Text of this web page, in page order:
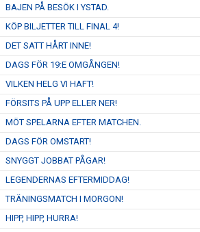
BAJEN PÅ BESÖK I YSTAD.
KÖP BILJETTER TILL FINAL 4!
DET SATT HÅRT INNE!
DAGS FÖR 19:E OMGÅNGEN!
VILKEN HELG VI HAFT!
FÖRSITS PÅ UPP ELLER NER!
MÖT SPELARNA EFTER MATCHEN.
DAGS FÖR OMSTART!
SNYGGT JOBBAT PÅGAR!
LEGENDERNAS EFTERMIDDAG!
TRÄNINGSMATCH I MORGON!
HIPP, HIPP, HURRA!